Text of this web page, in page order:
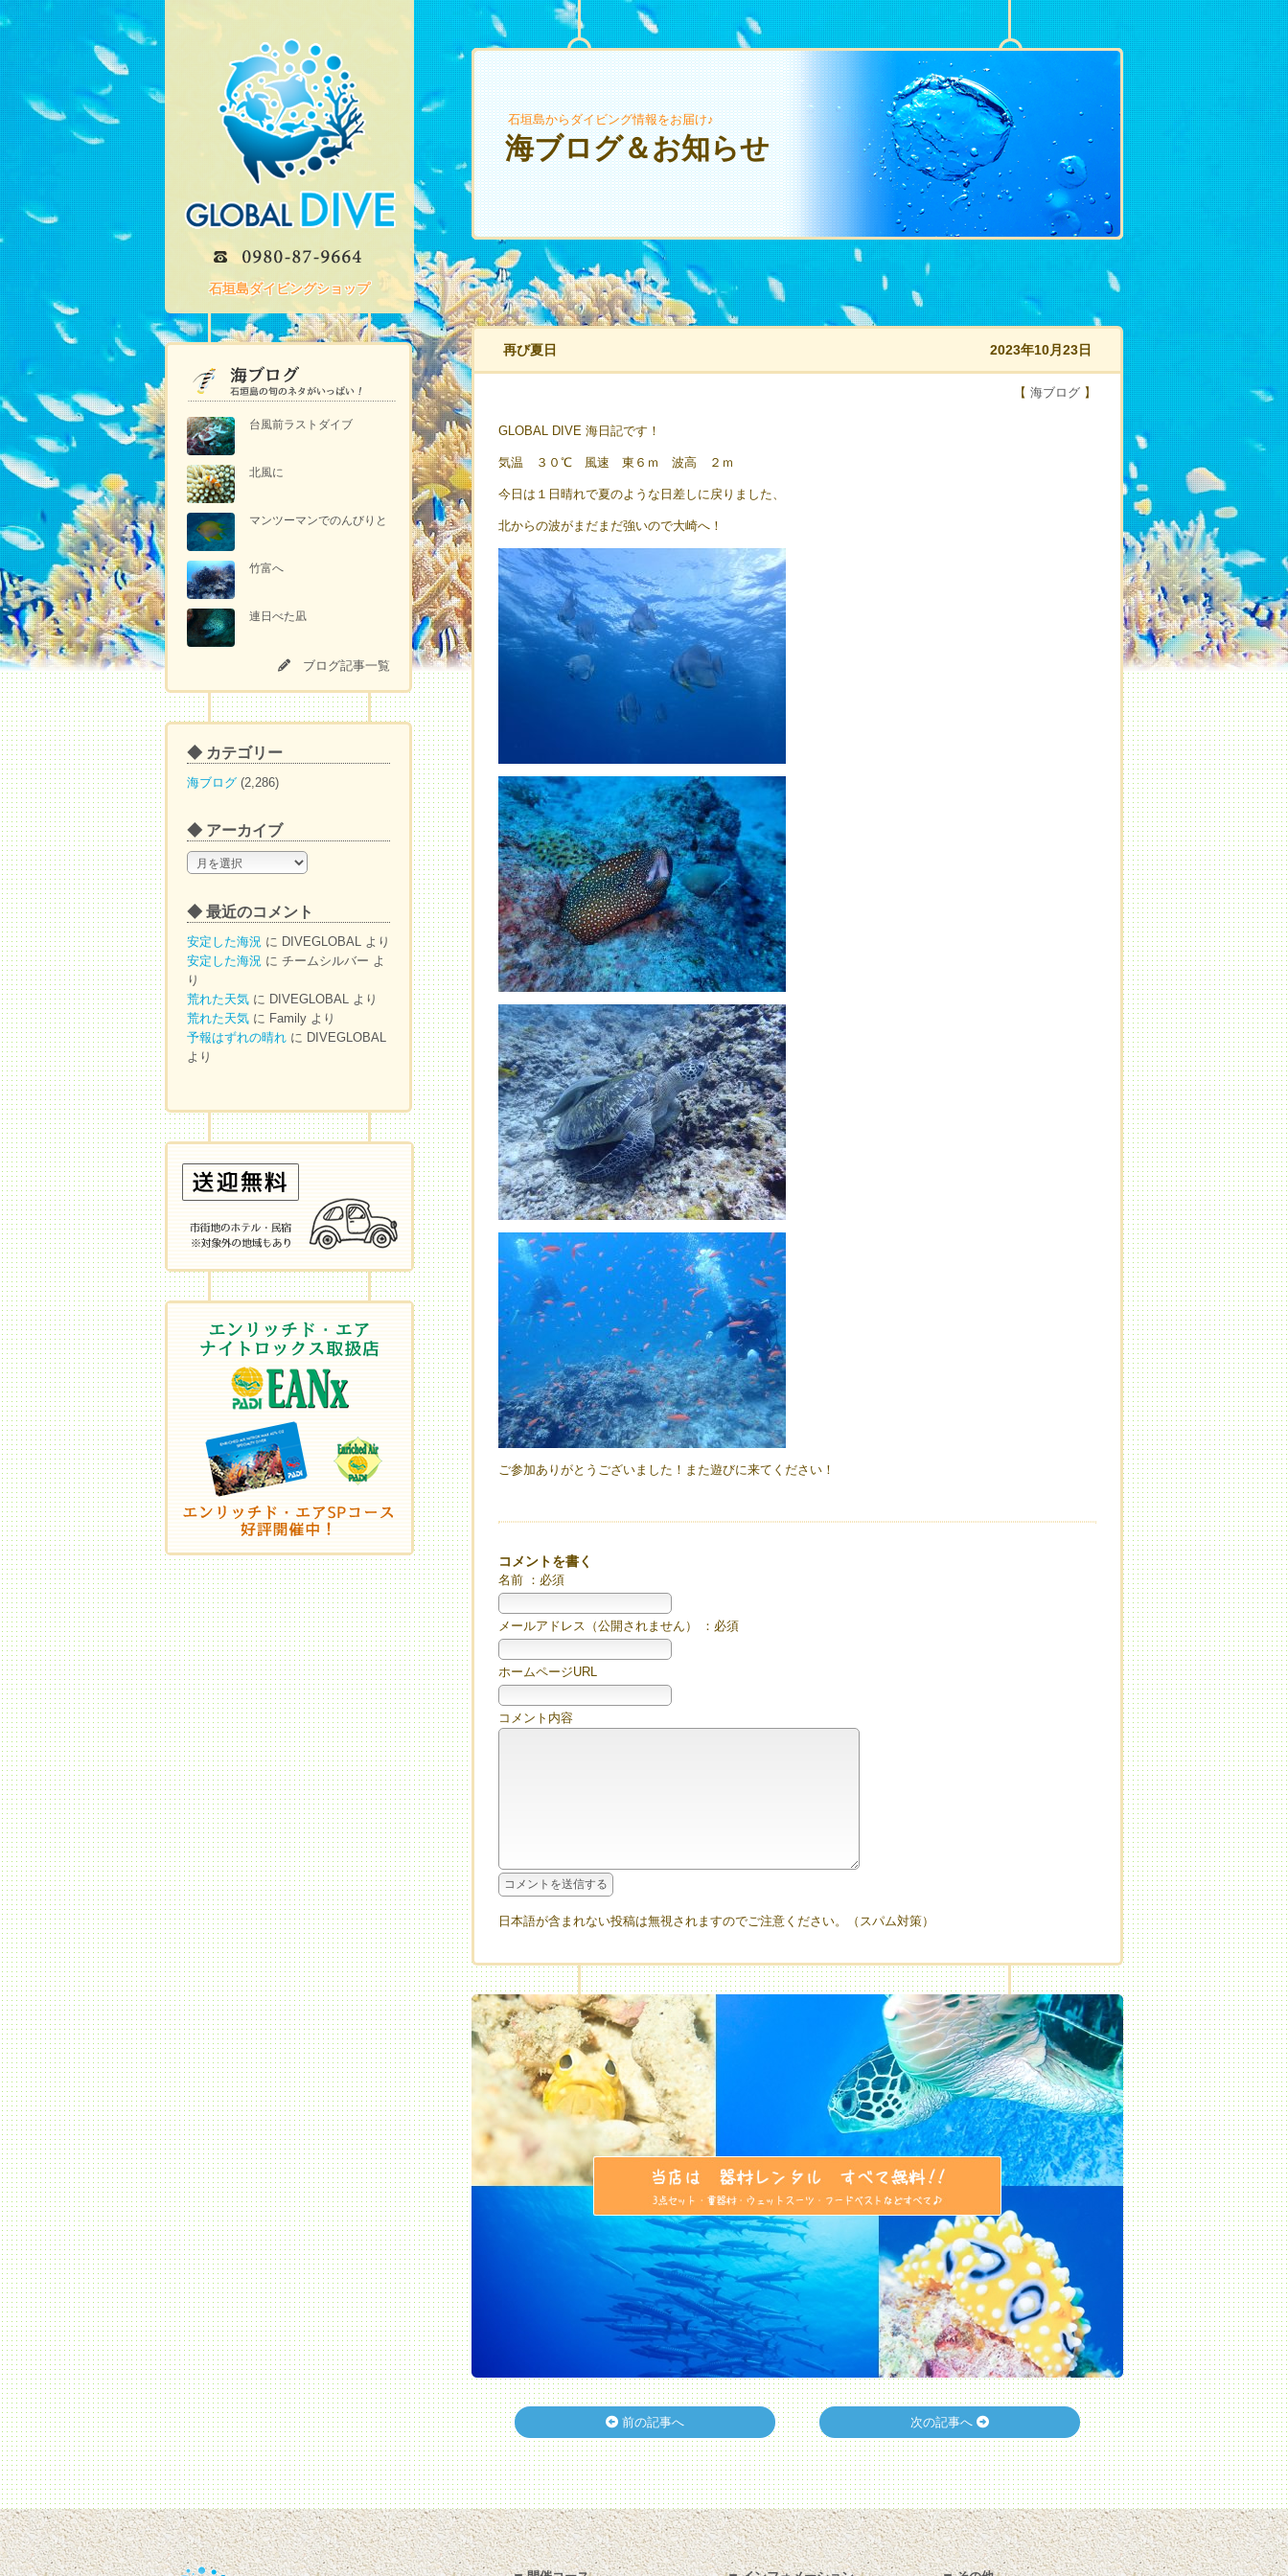
石垣島ダイビングショップ
台風前ラストダイブ
北風に
マンツーマンでのんびりと
竹富へ
連日べた凪
ブログ記事一覧
◆ カテゴリー
海ブログ (2,286)
◆ アーカイブ
◆
ア
カ
イ
ブ
◆ 最近のコメント
安定した海況 に DIVEGLOBAL より
安定した海況 に チームシルバー よ
り
荒れた天気 に DIVEGLOBAL より
荒れた天気 に Family より
予報はずれの晴れ に DIVEGLOBAL
より
石垣島からダイビング情報をお届け♪
海ブログ＆お知らせ
再び夏日 2023年10月23日
【 海ブログ 】
GLOBAL DIVE 海日記です！
気温 ３０℃ 風速 東６ｍ 波高 ２ｍ
今日は１日晴れで夏のような日差しに戻りました、
北からの波がまだまだ強いので大崎へ！
ご参加ありがとうございました！また遊びに来てください！
コメントを書く
名前 ：必須
メールアドレス（公開されません） ：必須
ホームページURL
コメント内容
日本語が含まれない投稿は無視されますのでご注意ください。（スパム対策）
前の記事へ 次の記事へ